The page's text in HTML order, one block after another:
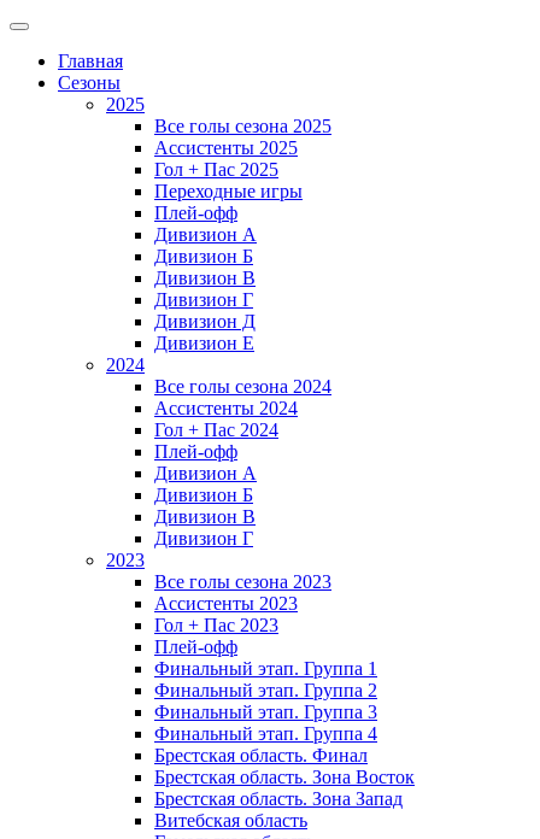
Главная
Сезоны
2025
Все голы сезона 2025
Ассистенты 2025
Гол + Пас 2025
Переходные игры
Плей-офф
Дивизион A
Дивизион Б
Дивизион В
Дивизион Г
Дивизион Д
Дивизион Е
2024
Все голы сезона 2024
Ассистенты 2024
Гол + Пас 2024
Плей-офф
Дивизион A
Дивизион Б
Дивизион В
Дивизион Г
2023
Все голы сезона 2023
Ассистенты 2023
Гол + Пас 2023
Плей-офф
Финальный этап. Группа 1
Финальный этап. Группа 2
Финальный этап. Группа 3
Финальный этап. Группа 4
Брестская область. Финал
Брестская область. Зона Восток
Брестская область. Зона Запад
Витебская область